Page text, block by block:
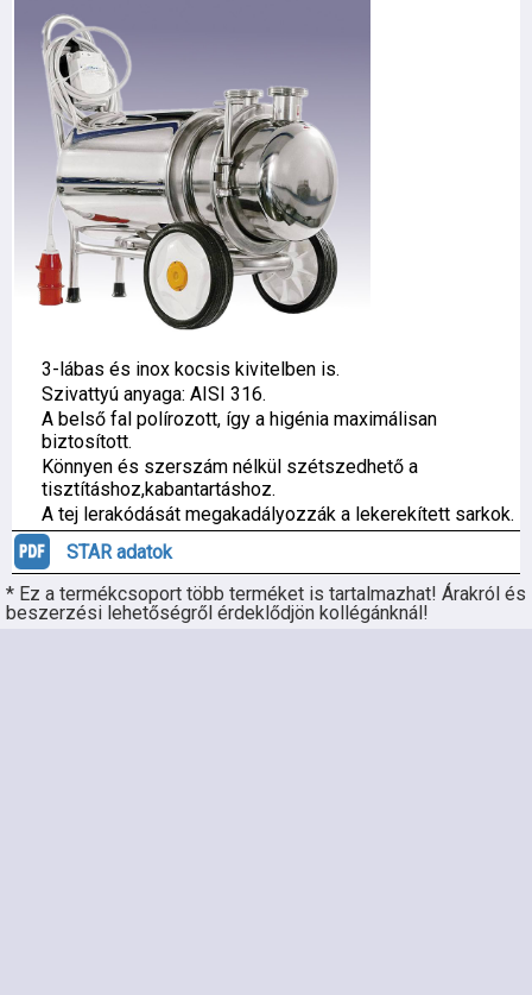
3-lábas és inox kocsis kivitelben is.
Szivattyú anyaga: AISI 316.
A belső fal polírozott, így a higénia maximálisan
biztosított.
Könnyen és szerszám nélkül szétszedhető a
tisztításhoz,kabantartáshoz.
A tej lerakódását megakadályozzák a lekerekített sarkok.
STAR adatok
* Ez a termékcsoport több terméket is tartalmazhat! Árakról és
beszerzési lehetőségről érdeklődjön kollégánknál!